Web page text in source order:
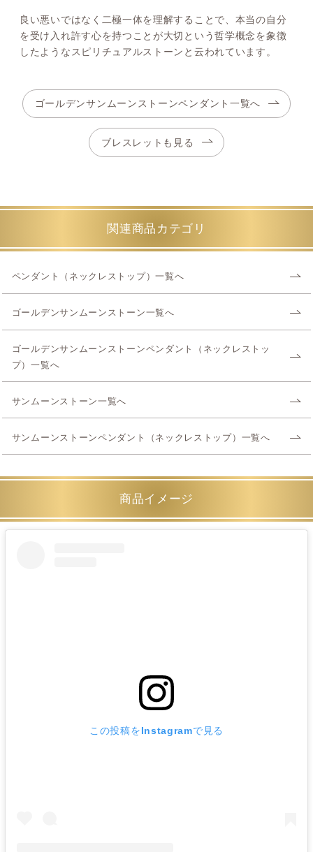
良い悪いではなく二極一体を理解することで、本当の自分
を受け入れ許す心を持つことが大切という哲学概念を象徴
したようなスピリチュアルストーンと云われています。
ゴールデンサンムーンストーンペンダント一覧へ
ブレスレットも見る
関連商品カテゴリ
ペンダント（ネックレストップ）一覧へ
ゴールデンサンムーンストーン一覧へ
ゴールデンサンムーンストーンペンダント（ネックレストッ
プ）一覧へ
サンムーンストーン一覧へ
サンムーンストーンペンダント（ネックレストップ）一覧へ
商品イメージ
この投稿をInstagramで見る